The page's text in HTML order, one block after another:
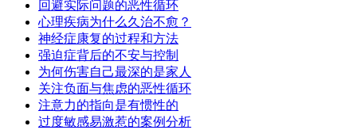
回避实际问题的恶性循环
心理疾病为什么久治不愈？
神经症康复的过程和方法
强迫症背后的不安与控制
为何伤害自己最深的是家人
关注负面与焦虑的恶性循环
注意力的指向是有惯性的
过度敏感易激惹的案例分析